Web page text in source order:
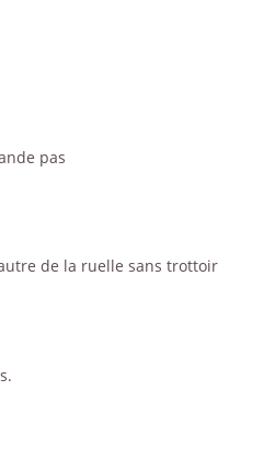
pas
de la ruelle sans trottoir